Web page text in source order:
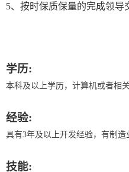
5、按时保质保量的完成领导
学历:
本科及以上学历，计算机或者相
经验:
具有3年及以上开发经验，有制
技能: